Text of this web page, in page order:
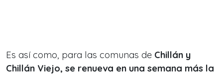
Es así como, para las comunas de Chillán y
Chillán Viejo, se renueva en una semana más la